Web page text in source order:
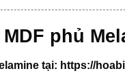
phủ
tại: https://